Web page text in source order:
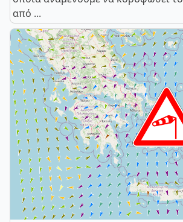
από ...